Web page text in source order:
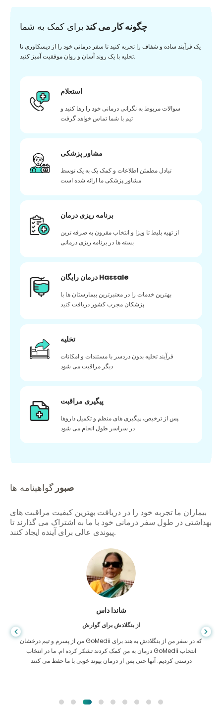
چگونه کار می کند برای کمک به شما
یک فرآیند ساده و شفاف را تجربه کنید تا سفر درمانی خود را از دیسکاوری تا
تخلیه با یک روند آسان و روان موفقیت آمیز کنید.
استعلام
سوالات مربوط به نگرانی درمانی خود را رها کنید و
تیم با شما تماس خواهد گرفت
مشاور پزشکی
تبادل مطمئن اطلاعات و کمک یک به یک توسط
مشاور پزشکی ما ارائه شده است
برنامه ریزی درمان
از تهیه بلیط تا ویزا و انتخاب مقرون به صرفه ترین
بسته ها در برنامه ریزی درمانی
درمان رایگان Hassale
بهترین خدمات را در معتبرترین بیمارستان ها با
پزشکان مجرب کشور دریافت کنید
تخلیه
فرآیند تخلیه بدون دردسر با مستندات و امکانات
دیگر مراقبت می شود
پیگیری مراقبت
پس از ترخیص، پیگیری های منظم و تکمیل داروها
در سراسر طول انجام می شود
صبور گواهینامه ها
بیماران ما تجربه خود را در دریافت بهترین کیفیت مراقبت های
بهداشتی در طول سفر درمانی خود با ما به اشتراک می گذارند تا
پیوندی عالی برای آینده ایجاد کنند.
شاندا داس
از بنگلادش برای گوارش
من از پسرم و تیم درخشان GoMedii که در سفر من از بنگلادش به هند برای
درمان به من کمک کردند تشکر کرده ام. ما در انتخاب GoMedii انتخاب
درستی کردیم. آنها حتی پس از درمان پیوند خوبی با ما حفظ می کنند